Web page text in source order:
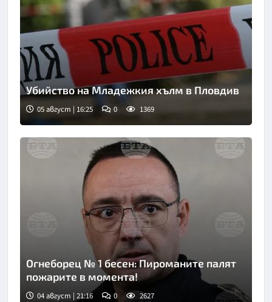
Убийство на Младежкия хълм в Пловдив
05 август | 16:25 0 1369
Огнеборец № 1 бесен: Пироманите палят
пожарите в момента!
04 август | 21:16 0 2627